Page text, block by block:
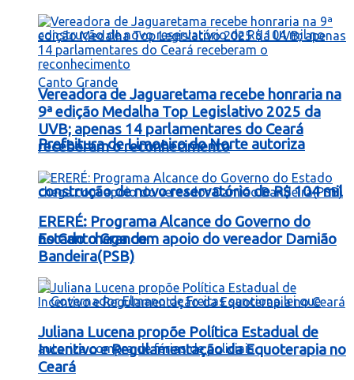
Prefeitura de Limoeiro do Norte autoriza
construção de novo reservatório de R$ 104 mil
no Canto Grande
Vereadora de Jaguaretama recebe honraria na
9ª edição Medalha Top Legislativo 2025 da
UVB; apenas 14 parlamentares do Ceará
receberam o reconhecimento
ERERÉ: Programa Alcance do Governo do
Estado chega com apoio do vereador Damião
Bandeira(PSB)
Juliana Lucena propõe Política Estadual de
Incentivo e Regulamentação da Equoterapia no
Ceará